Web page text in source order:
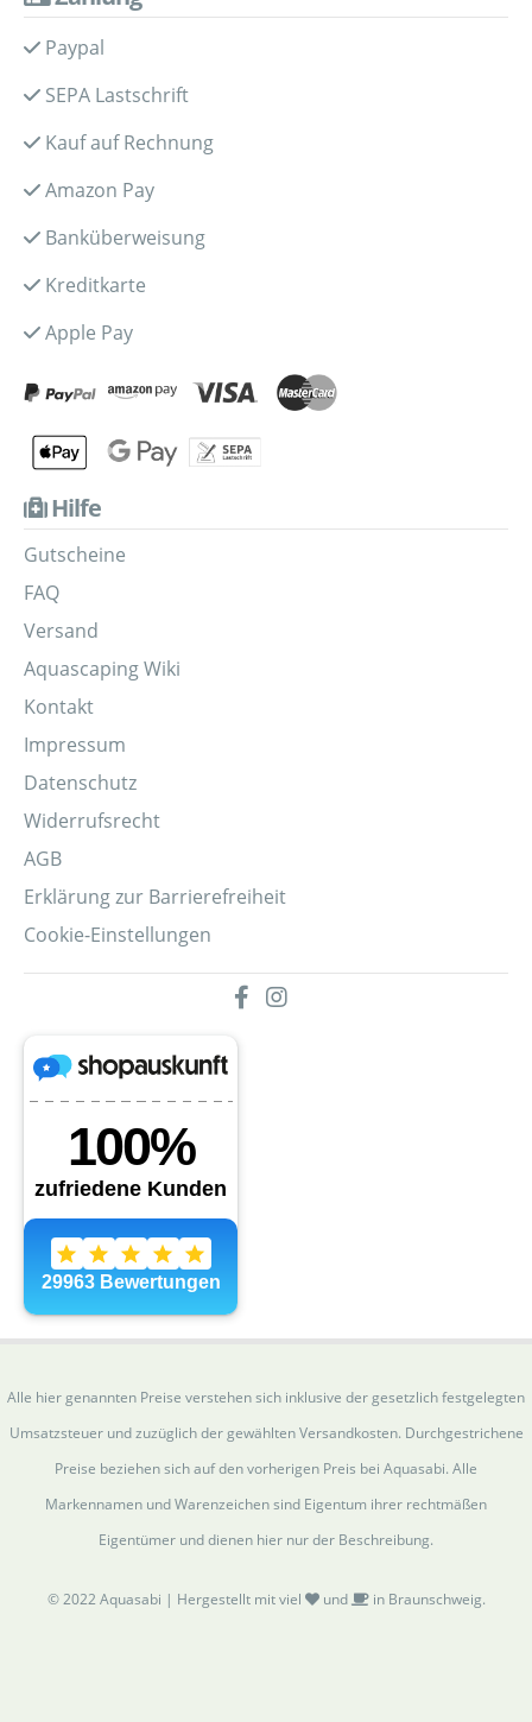
Paypal
SEPA Lastschrift
Kauf auf Rechnung
Amazon Pay
Banküberweisung
Kreditkarte
Apple Pay
Hilfe
Gutscheine
FAQ
Versand
Aquascaping Wiki
Kontakt
Impressum
Datenschutz
Widerrufsrecht
AGB
Erklärung zur Barrierefreiheit
Cookie-Einstellungen
Alle hier genannten Preise verstehen sich inklusive der gesetzlich festgelegten
Umsatzsteuer und zuzüglich der gewählten Versandkosten. Durchgestrichene
Preise beziehen sich auf den vorherigen Preis bei Aquasabi. Alle
Markennamen und Warenzeichen sind Eigentum ihrer rechtmäßen
Eigentümer und dienen hier nur der Beschreibung.
© 2022 Aquasabi | Hergestellt mit viel und in Braunschweig.